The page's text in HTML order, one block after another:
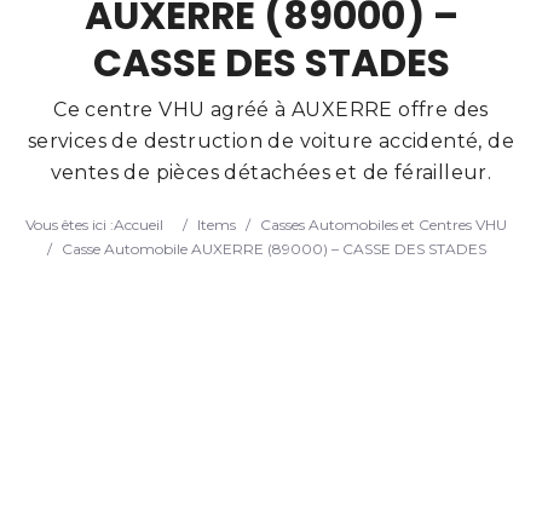
Search
AUXERRE (89000) –
CASSE DES STADES
Ce centre VHU agréé à AUXERRE offre des
services de destruction de voiture accidenté, de
ventes de pièces détachées et de férailleur.
Vous êtes ici :Accueil / Items / Casses Automobiles et Centres VHU
/
Casse Automobile AUXERRE (89000) – CASSE DES STADES